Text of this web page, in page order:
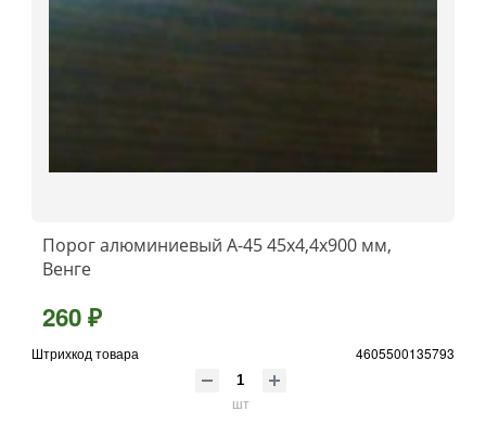
Порог алюминиевый А-45 45х4,4x900 мм,
Венге
260 ₽
Штрихкод товара 4605500135793
шт